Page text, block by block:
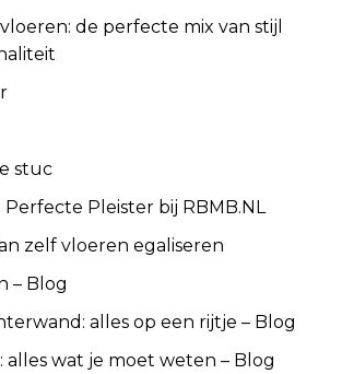
de perfecte mix van stijl
stuc
Pleister bij RBMB.NL
zelf vloeren egaliseren
– Blog
alles op een rijtje – Blog
alles wat je moet weten – Blog